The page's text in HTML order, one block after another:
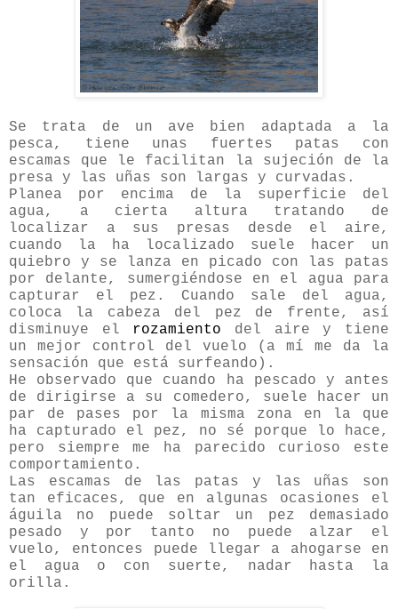
Se trata de un ave bien adaptada a la
pesca, tiene unas fuertes patas con
escamas que le facilitan la sujeción de la
presa y las uñas son largas y curvadas.
Planea por encima de la superficie del
agua, a cierta altura tratando de
localizar a sus presas desde el aire,
cuando la ha localizado suele hacer un
quiebro y se lanza en picado con las patas
por delante, sumergiéndose en el agua para
capturar el pez. Cuando sale del agua,
coloca la cabeza del pez de frente, así
disminuye el rozamiento del aire y tiene
un mejor control del vuelo (a mí me da la
sensación que está surfeando).
He observado que cuando ha pescado y antes
de dirigirse a su comedero, suele hacer un
par de pases por la misma zona en la que
ha capturado el pez, no sé porque lo hace,
pero siempre me ha parecido curioso este
comportamiento.
Las escamas de las patas y las uñas son
tan eficaces, que en algunas ocasiones el
águila no puede soltar un pez demasiado
pesado y por tanto no puede alzar el
vuelo, entonces puede llegar a ahogarse en
el agua o con suerte, nadar hasta la
orilla.